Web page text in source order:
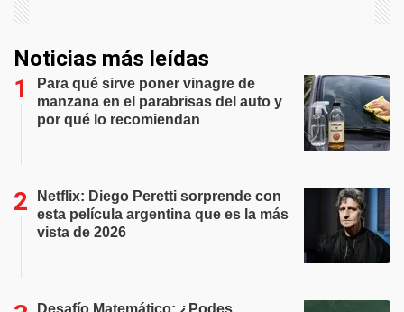
Noticias más leídas
Para qué sirve poner vinagre de
manzana en el parabrisas del auto y
por qué lo recomiendan
Netflix: Diego Peretti sorprende con
esta película argentina que es la más
vista de 2026
Desafío Matemático: ¿Podes